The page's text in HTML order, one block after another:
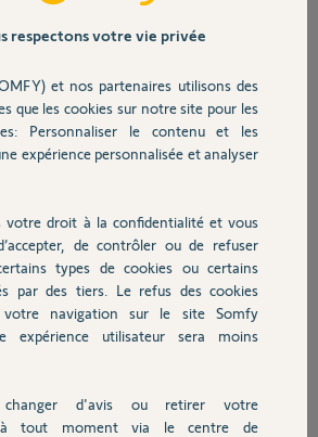
je ne sais pas ou m'adresser je vous
toutes informations merci cordialement
au fil de discussion
il y a presque 2 ans
respectons votre vie privée
et nos partenaires utilisons des
que les cookies sur notre site pour les
Personnaliser le contenu et les
expérience personnalisée et analyser
votre droit à la confidentialité et vous
de contrôler ou de refuser
types de cookies ou certains
par des tiers. Le refus des cookies
votre navigation sur le site Somfy
expérience utilisateur sera moins
changer d'avis ou retirer votre
à tout moment via le centre de